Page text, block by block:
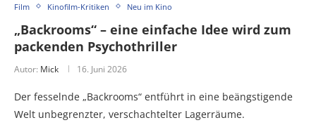
Film Kinofilm-Kritiken Neu im Kino
„Backrooms“ – eine einfache Idee wird zum
packenden Psychothriller
Autor: Mick 16. Juni 2026
Der fesselnde „Backrooms“ entführt in eine beängstigende
Welt unbegrenzter, verschachtelter Lagerräume.